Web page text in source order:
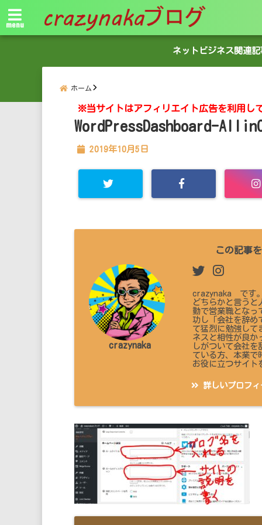
menu
ネットビジネス関連記
ホーム
※当サイトはアフィリエイト広告を利用し
WordPressDashboard-
2019年10月5日
この記事
crazynaka
crazynaka です。
どちらかと言うと
動で営業職となっ
功し「会社を辞め
て猛烈に勉強して
ネスと相性が良か
しがついて会社
ている方、本業で
お役に立つサイト
詳しいプロフ